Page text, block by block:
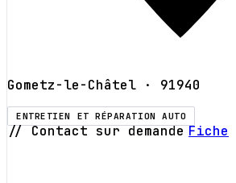
Gometz-le-Châtel · 91940
ENTRETIEN ET RÉPARATION AUTO
// Contact sur demande Fiche